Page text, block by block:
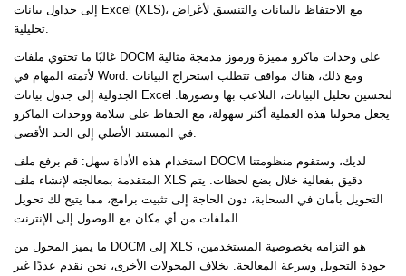
إلى جداول بيانات Excel (XLS)، مع الاحتفاظ بالبيانات والتنسيق لأغراض
تحليلية.
غالبًا ما تحتوي ملفات DOCM على وحدات ماكرو مميزة ورموز مدمجة مثالية
لأتمتة المهام في Word. ومع ذلك، هناك مواقف تتطلب استخراج البيانات
الجدولية إلى جدول بيانات Excel لتحسين تحليل البيانات، التلاعب بها وتصورها.
يجعل محولنا هذه العملية أكثر سهولة، مع الحفاظ على سلامة ووحدات الماكرو
في المستند الأصلي إلى الحد الأقصى.
استخدام هذه الأداة سهل: قم برفع ملف DOCM لديك، وستقوم منظومتنا
المتقدمة بمعالجته لإنشاء ملف XLS دقيق بفعالية خلال بضع لحظات. يتم
التحويل بأمان في السحابة، دون الحاجة إلى تثبيت برامج، مما يتيح لك تحويل
الملفات من أي مكان مع الوصول إلى الإنترنت.
ما يميز المحول من DOCM إلى XLS هو التزامه بخصوصية المستخدمين،
جودة التحويل وسرعة المعالجة. بخلاف المحولات الأخرى، نحن نقدم عددًا غير